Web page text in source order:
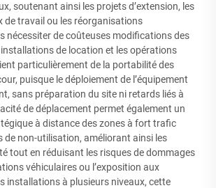
soutenant ainsi les projets d’extension, les
de travail ou les réorganisations
nécessiter de coûteuses modifications des
de location et les opérations
particulièrement de la portabilité des
puisque le déploiement de l’équipement
sans préparation du site ni retards liés à
de déplacement permet également un
à distance des zones à fort trafic
de non-utilisation, améliorant ainsi les
tout en réduisant les risques de dommages
véhiculaires ou l’exposition aux
installations à plusieurs niveaux, cette